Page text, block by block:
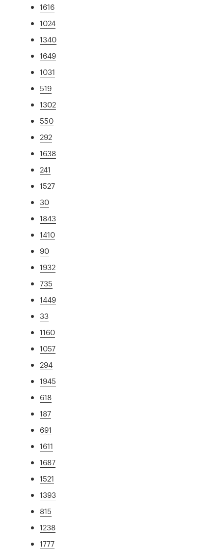
1616
1024
1340
1649
1031
519
1302
550
292
1638
241
1527
30
1843
1410
90
1932
735
1449
33
1160
1057
294
1945
618
187
691
1611
1687
1521
1393
815
1238
1777